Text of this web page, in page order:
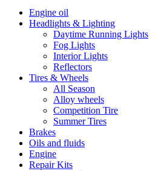
Engine oil
Headlights & Lighting
Daytime Running Lights
Fog Lights
Interior Lights
Reflectors
Tires & Wheels
All Season
Alloy wheels
Competition Tire
Summer Tires
Brakes
Oils and fluids
Engine
Repair Kits